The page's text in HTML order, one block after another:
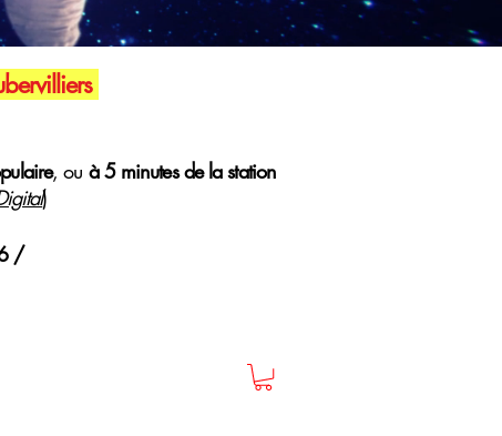
, ou à 5 minutes de la station
)
/